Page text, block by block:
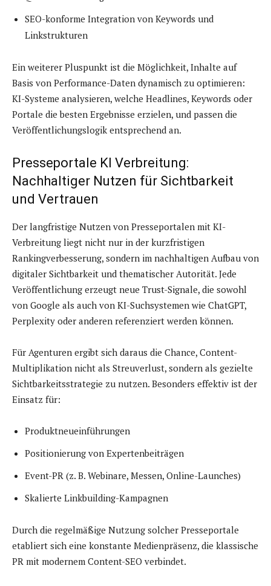
SEO-konforme Integration von Keywords und
Linkstrukturen
Ein weiterer Pluspunkt ist die Möglichkeit, Inhalte auf
Basis von Performance-Daten dynamisch zu optimieren:
KI-Systeme analysieren, welche Headlines, Keywords oder
Portale die besten Ergebnisse erzielen, und passen die
Veröffentlichungslogik entsprechend an.
Presseportale KI Verbreitung:
Nachhaltiger Nutzen für Sichtbarkeit
und Vertrauen
Der langfristige Nutzen von Presseportalen mit KI-
Verbreitung liegt nicht nur in der kurzfristigen
Rankingverbesserung, sondern im nachhaltigen Aufbau von
digitaler Sichtbarkeit und thematischer Autorität. Jede
Veröffentlichung erzeugt neue Trust-Signale, die sowohl
von Google als auch von KI-Suchsystemen wie ChatGPT,
Perplexity oder anderen referenziert werden können.
Für Agenturen ergibt sich daraus die Chance, Content-
Multiplikation nicht als Streuverlust, sondern als gezielte
Sichtbarkeitsstrategie zu nutzen. Besonders effektiv ist der
Einsatz für:
Produktneueinführungen
Positionierung von Expertenbeiträgen
Event-PR (z. B. Webinare, Messen, Online-Launches)
Skalierte Linkbuilding-Kampagnen
Durch die regelmäßige Nutzung solcher Presseportale
etabliert sich eine konstante Medienpräsenz, die klassische
PR mit modernem Content-SEO verbindet.